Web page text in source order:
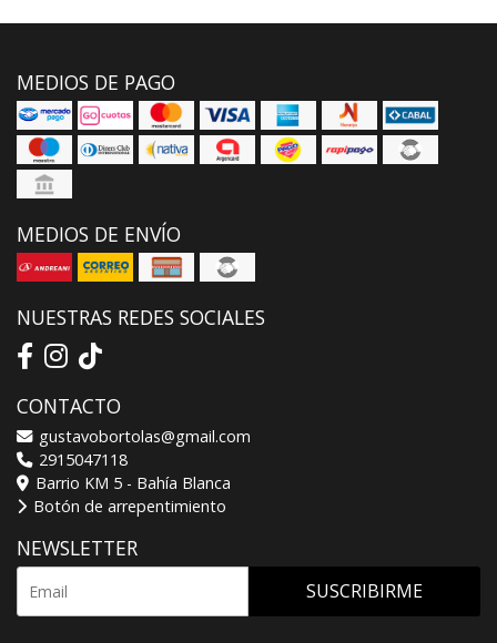
MEDIOS DE PAGO
MEDIOS DE ENVÍO
NUESTRAS REDES SOCIALES
CONTACTO
gustavobortolas@gmail.com
2915047118
Barrio KM 5 - Bahía Blanca
Botón de arrepentimiento
NEWSLETTER
SUSCRIBIRME